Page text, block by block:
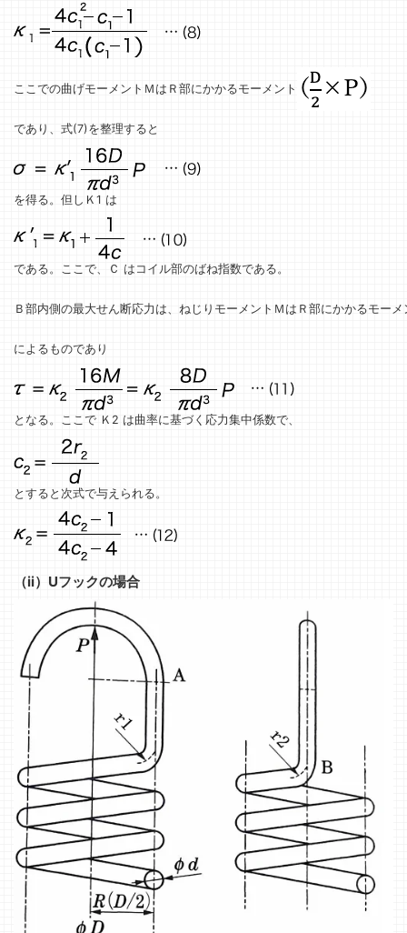
ここでの曲げモーメントＭはＲ部にかかるモーメント
であり、式(7)を整理すると
を得る。但しＫ1 は
である。ここで、Ｃ はコイル部のばね指数である。
Ｂ部内側の最大せん断応力は、ねじりモーメントＭはＲ部にかかるモーメ
によるものであり
となる。ここで Ｋ2 は曲率に基づく応力集中係数で、
とすると次式で与えられる。
（ii）Uフックの場合